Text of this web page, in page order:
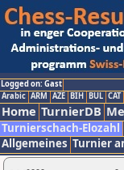
Logged on: Gast
Arabic ARM AZE BIH BUL CAT
Home TurnierDB
Turnierschach-Elozahl
Allgemeines Turnier